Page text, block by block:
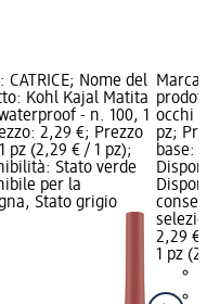
CATRICE; Nome del
Kohl Kajal Matita
- n. 100, 1
2,29 €; Prezzo
pz (2,29 € / 1 pz);
Stato verde
per la
Stato grigio
Marca:
occhi
pz;
base: 1
2,29 €
1 pz